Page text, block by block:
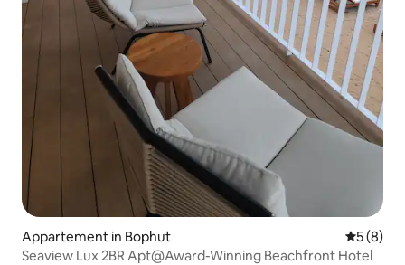
Appartement in Bophut
5 (8)
Seaview Lux 2BR Apt@Award-Winning Beachfront Hotel